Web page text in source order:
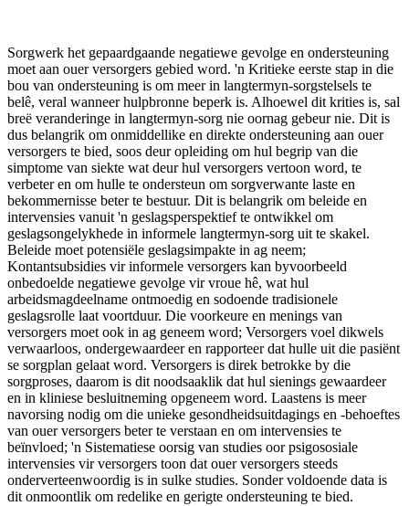
Sorgwerk het gepaardgaande negatiewe gevolge en ondersteuning
moet aan ouer versorgers gebied word. 'n Kritieke eerste stap in die
bou van ondersteuning is om meer in langtermyn-sorgstelsels te
belê, veral wanneer hulpbronne beperk is. Alhoewel dit krities is, sal
breë veranderinge in langtermyn-sorg nie oornag gebeur nie. Dit is
dus belangrik om onmiddellike en direkte ondersteuning aan ouer
versorgers te bied, soos deur opleiding om hul begrip van die
simptome van siekte wat deur hul versorgers vertoon word, te
verbeter en om hulle te ondersteun om sorgverwante laste en
bekommernisse beter te bestuur. Dit is belangrik om beleide en
intervensies vanuit 'n geslagsperspektief te ontwikkel om
geslagsongelykhede in informele langtermyn-sorg uit te skakel.
Beleide moet potensiële geslagsimpakte in ag neem;
Kontantsubsidies vir informele versorgers kan byvoorbeeld
onbedoelde negatiewe gevolge vir vroue hê, wat hul
arbeidsmagdeelname ontmoedig en sodoende tradisionele
geslagsrolle laat voortduur. Die voorkeure en menings van
versorgers moet ook in ag geneem word; Versorgers voel dikwels
verwaarloos, ondergewaardeer en rapporteer dat hulle uit die pasiënt
se sorgplan gelaat word. Versorgers is direk betrokke by die
sorgproses, daarom is dit noodsaaklik dat hul sienings gewaardeer
en in kliniese besluitneming opgeneem word. Laastens is meer
navorsing nodig om die unieke gesondheidsuitdagings en -behoeftes
van ouer versorgers beter te verstaan ​​en om intervensies te
beïnvloed; 'n Sistematiese oorsig van studies oor psigososiale
intervensies vir versorgers toon dat ouer versorgers steeds
onderverteenwoordig is in sulke studies. Sonder voldoende data is
dit onmoontlik om redelike en gerigte ondersteuning te bied.